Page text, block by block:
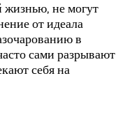
жизнью, не могут
от идеала
в
сами разрывают
себя на